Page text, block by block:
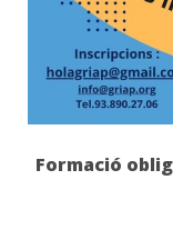
Formació